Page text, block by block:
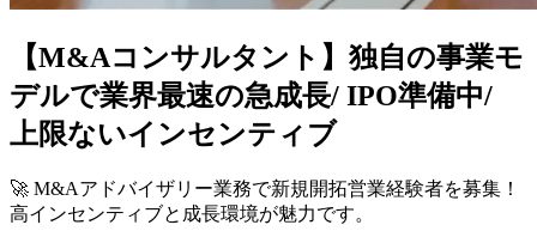
【M&Aコンサルタント】独自の事業モ
デルで業界最速の急成長/ IPO準備中/
上限ないインセンティブ
🚀 M&Aアドバイザリー業務で新規開拓営業経験者を募集！
高インセンティブと成長環境が魅力です。